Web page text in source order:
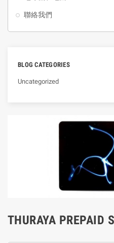
聯絡我們
BLOG CATEGORIES
Uncategorized
THURAYA PREPAID